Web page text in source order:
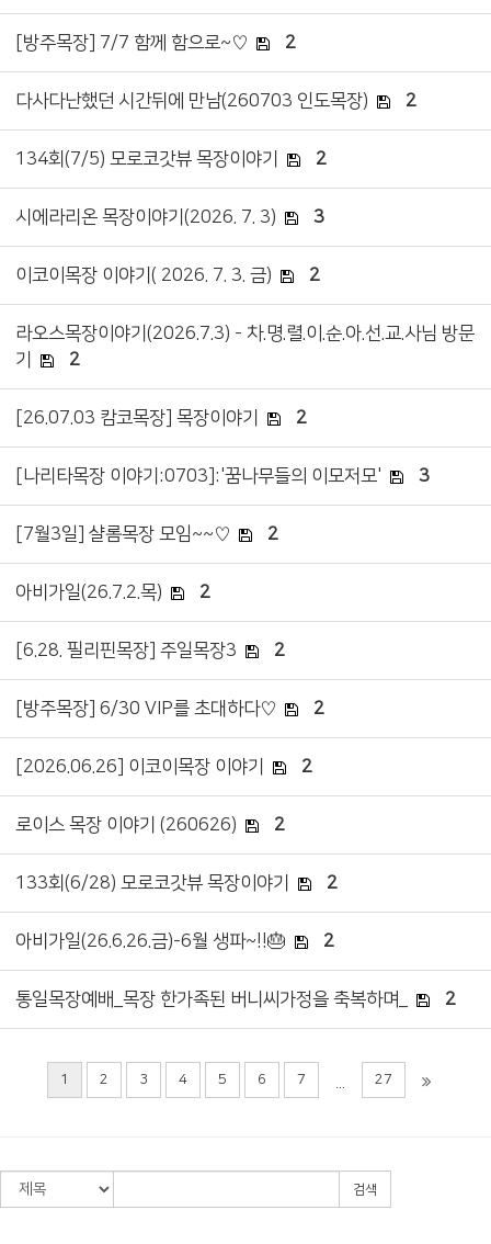
[방주목장] 7/7 함께 함으로~♡ 2
다사다난했던 시간뒤에 만남(260703 인도목장) 2
134회(7/5) 모로코갓뷰 목장이야기 2
시에라리온 목장이야기(2026. 7. 3) 3
이코이목장 이야기( 2026. 7. 3. 금) 2
라오스목장이야기(2026.7.3) - 차.명.렬.이.순.아.선.교.사님 방문
기
2
[26.07.03 캄코목장] 목장이야기 2
[나리타목장 이야기:0703]:'꿈나무들의 이모저모' 3
[7월3일] 샬롬목장 모임~~♡ 2
아비가일(26.7.2.목) 2
[6.28. 필리핀목장] 주일목장3 2
[방주목장] 6/30 VIP를 초대하다♡ 2
[2026.06.26] 이코이목장 이야기 2
로이스 목장 이야기 (260626) 2
133회(6/28) 모로코갓뷰 목장이야기 2
아비가일(26.6.26.금)-6월 생파~!!🎂 2
통일목장예배_목장 한가족된 버니씨가정을 축복하며_ 2
1 2 3 4 5 6 7 27
검색